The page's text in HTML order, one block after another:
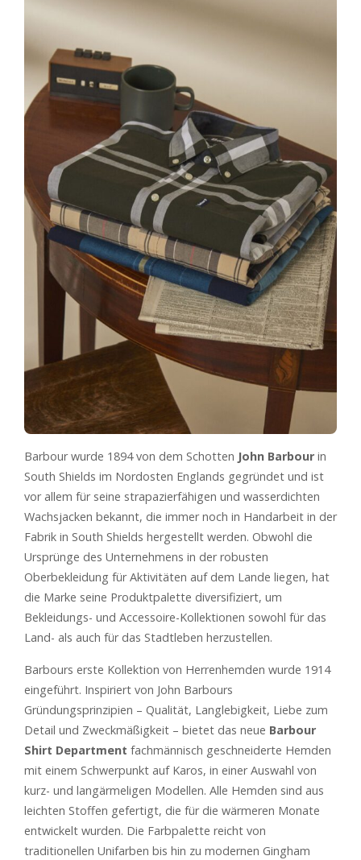
Barbour wurde 1894 von dem Schotten John Barbour in
South Shields im Nordosten Englands gegründet und ist
vor allem für seine strapazierfähigen und wasserdichten
Wachsjacken bekannt, die immer noch in Handarbeit in der
Fabrik in South Shields hergestellt werden. Obwohl die
Ursprünge des Unternehmens in der robusten
Oberbekleidung für Aktivitäten auf dem Lande liegen, hat
die Marke seine Produktpalette diversifiziert, um
Bekleidungs- und Accessoire-Kollektionen sowohl für das
Land- als auch für das Stadtleben herzustellen.
Barbours erste Kollektion von Herrenhemden wurde 1914
eingeführt. Inspiriert von John Barbours
Gründungsprinzipien – Qualität, Langlebigkeit, Liebe zum
Detail und Zweckmäßigkeit – bietet das neue Barbour
Shirt Department fachmännisch geschneiderte Hemden
mit einem Schwerpunkt auf Karos, in einer Auswahl von
kurz- und langärmeligen Modellen. Alle Hemden sind aus
leichten Stoffen gefertigt, die für die wärmeren Monate
entwickelt wurden. Die Farbpalette reicht von
traditionellen Unifarben bis hin zu modernen Gingham